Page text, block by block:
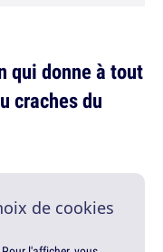
qui donne à tout
craches du
de cookies